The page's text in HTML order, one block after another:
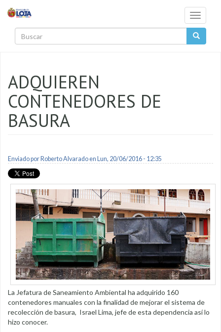
Toggle
ADQUIEREN
CONTENEDORES DE
BASURA
Enviado por Roberto Alvaradoen Lun, 20/06/2016 - 12:35
La Jefatura de Saneamiento Ambiental ha adquirido 160
contenedores manuales con la finalidad de mejorar el sistema de
recolección de basura, Israel Lima, jefe de esta dependencia así lo
hizo conocer.